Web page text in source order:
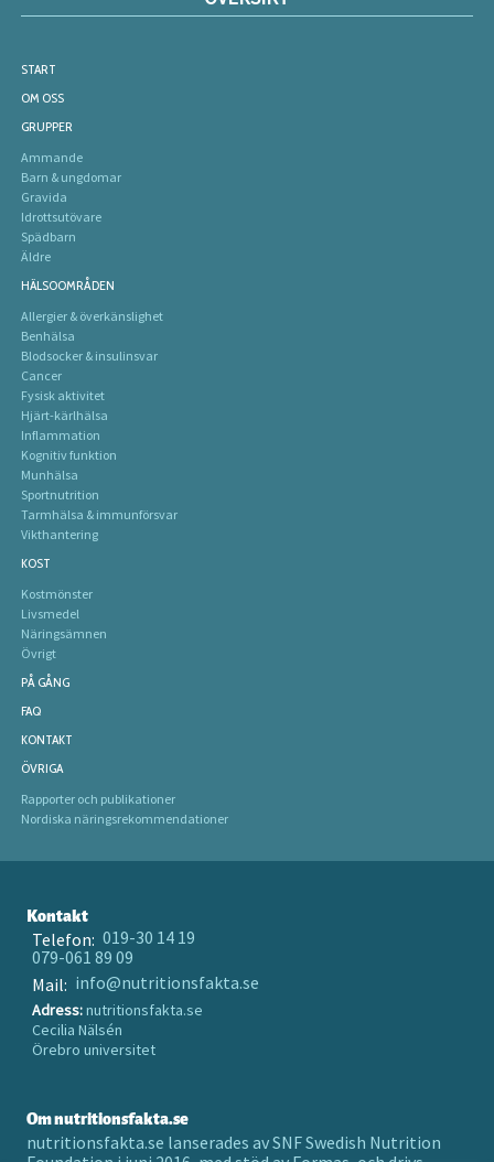
START
OM OSS
GRUPPER
Ammande
Barn & ungdomar
Gravida
Idrottsutövare
Spädbarn
Äldre
HÄLSOOMRÅDEN
Allergier & överkänslighet
Benhälsa
Blodsocker & insulinsvar
Cancer
Fysisk aktivitet
Hjärt-kärlhälsa
Inflammation
Kognitiv funktion
Munhälsa
Sportnutrition
Tarmhälsa & immunförsvar
Vikthantering
KOST
Kostmönster
Livsmedel
Näringsämnen
Övrigt
PÅ GÅNG
FAQ
KONTAKT
ÖVRIGA
Rapporter och publikationer
Nordiska näringsrekommendationer
Kontakt
Telefon: 019-30 14 19
079-061 89 09
Mail: info@nutritionsfakta.se
Adress:nutritionsfakta.se
Cecilia Nälsén
Örebro universitet
Om nutritionsfakta.se
nutritionsfakta.se lanserades av SNF Swedish Nutrition